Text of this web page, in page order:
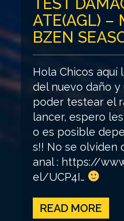
ATE(AGL) –
BZEN
Hola Chicos aquí
del nuevo daño y
poder testear el
lancer, espero
o es posible
s!! No se olviden
anal : https://
el/UCP4I…
READ MORE